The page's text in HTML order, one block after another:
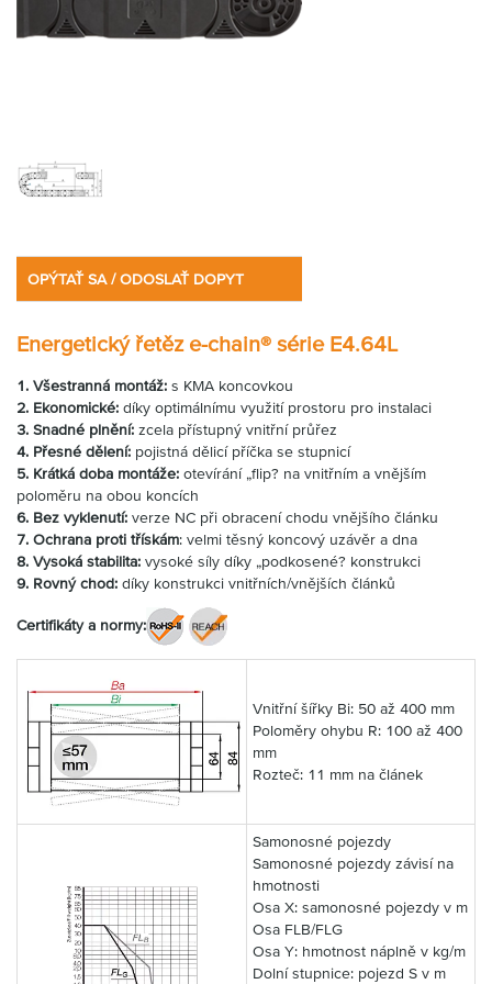
OPÝTAŤ SA / ODOSLAŤ DOPYT
Energetický řetěz e-chain® série E4.64L
1. Všestranná montáž: s KMA koncovkou
2. Ekonomické: díky optimálnímu využití prostoru pro instalaci
3. Snadné plnění: zcela přístupný vnitřní průřez
4. Přesné dělení: pojistná dělicí příčka se stupnicí
5. Krátká doba montáže: otevírání „flip? na vnitřním a vnějším
poloměru na obou koncích
6. Bez vyklenutí: verze NC při obracení chodu vnějšího článku
7. Ochrana proti třískám: velmi těsný koncový uzávěr a dna
8. Vysoká stabilita: vysoké síly díky „podkosené? konstrukci
9. Rovný chod: díky konstrukci vnitřních/vnějších článků
Certifikáty a normy:
Vnitřní šířky Bi: 50 až 400 mm
Poloměry ohybu R: 100 až 400
mm
Rozteč: 11 mm na článek
Samonosné pojezdy
Samonosné pojezdy závisí na
hmotnosti
Osa X: samonosné pojezdy v m
Osa FLB/FLG
Osa Y: hmotnost náplně v kg/m
Dolní stupnice: pojezd S v m